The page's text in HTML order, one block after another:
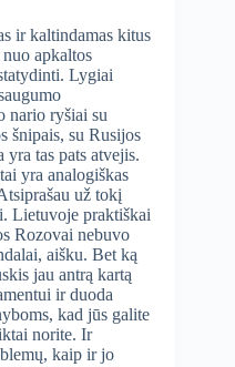
ir kaltindamas kitus
apkaltos
Lygiai
nario ryšiai su
šnipais, su Rusijos
yra tas pats atvejis.
yra analogiškas
už tokį
Lietuvoje praktiškai
Rozovai nebuvo
aišku. Bet ką
jau antrą kartą
ir duoda
kad jūs galite
norite. Ir
kaip ir jo